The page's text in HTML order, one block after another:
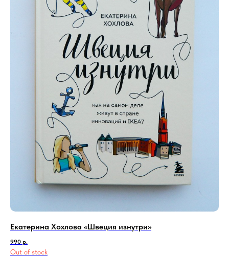
Екатерина Хохлова «Швеция изнутри»
990 р.
Out of stock